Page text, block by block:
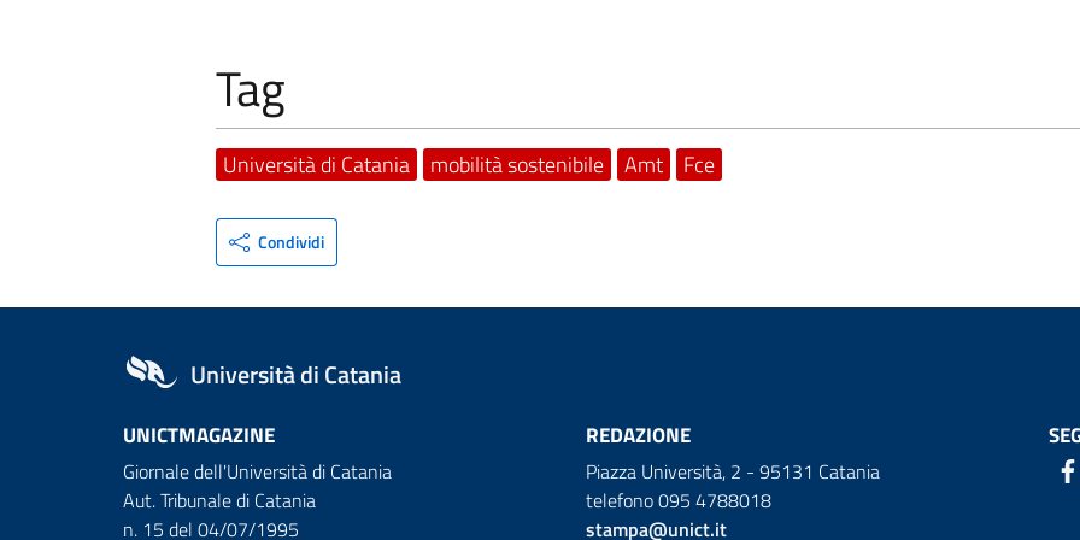
Tag
Università di Catania mobilità sostenibile Amt Fce
Condividi
Università di Catania
UNICTMAGAZINE
Giornale dell'Università di Catania
Aut. Tribunale di Catania
n. 15 del 04/07/1995
REDAZIONE
Piazza Università, 2 - 95131 Catania
telefono 095 4788018
stampa@unict.it